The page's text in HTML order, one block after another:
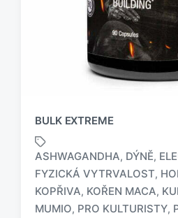
BULK EXTREME
ASHWAGANDHA, DÝNĚ,
FYZICKÁ VYTRVALOST,
KOPŘIVA, KOŘEN MACA,
MUMIO, PRO KULTURISTY,